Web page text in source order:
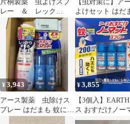
片桐製薬 虫よけスプ
レー ＆ レック
(株) お肌にやさしい
虫除けミスト
【虫対策に】ア
よけセット はだ
ール
¥3,943
アース製薬 虫除けス
プレー はだまも 蚊に効
¥3,855
【3個入】
ス おすだけノー
スプレー 200日